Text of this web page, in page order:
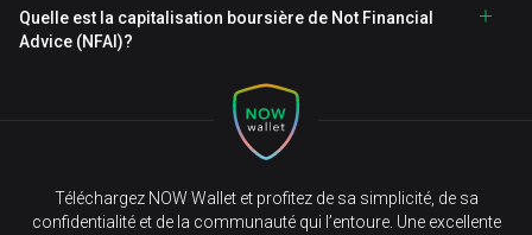
Quelle est la capitalisation boursière de Not Financial
Advice (NFAI)?
Téléchargez NOW Wallet et profitez de sa simplicité, de sa
confidentialité et de la communauté qui l’entoure. Une excellente